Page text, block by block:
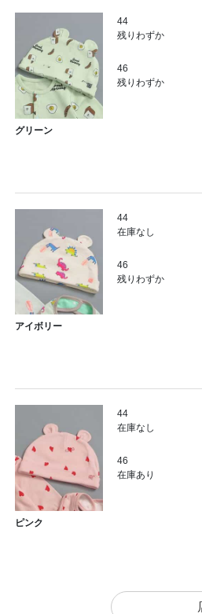
グリーン
44
残りわずか
46
残りわずか
アイボリー
44
在庫なし
46
残りわずか
ピンク
44
在庫なし
46
在庫あり